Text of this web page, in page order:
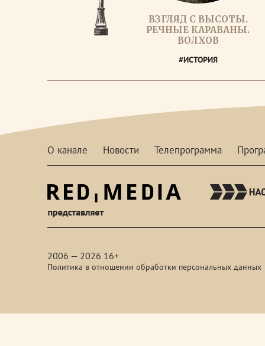
ВЗГЛЯД С ВЫСОТЫ.
РЕЧНЫЕ КАРАВАНЫ.
ВОЛХОВ
#ИСТОРИЯ
О канале Новости Телепрограмма
2006 — 2026 16+
Политика в отношении обработки персональных данных